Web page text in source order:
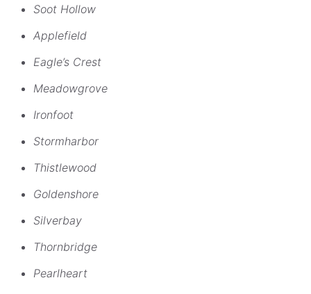
Soot Hollow
Applefield
Eagle’s Crest
Meadowgrove
Ironfoot
Stormharbor
Thistlewood
Goldenshore
Silverbay
Thornbridge
Pearlheart